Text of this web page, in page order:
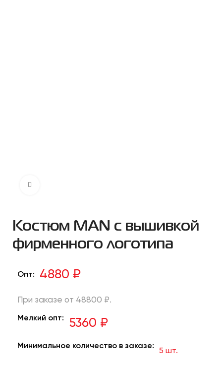
Костюм MAN с вышивкой
фирменного логотипа
Опт: 4880 ₽
При заказе от 48800 ₽.
Мелкий опт: 5360 ₽
Минимальное количество в заказе:
5 шт.